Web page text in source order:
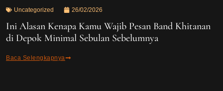
Uncategorized 26/02/2026
Ini Alasan Kenapa Kamu Wajib Pesan Band Khitanan
di Depok Minimal Sebulan Sebelumnya
Baca Selengkapnya